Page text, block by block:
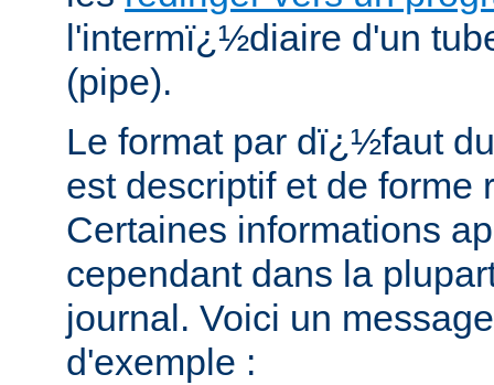
l'intermï¿½diaire d'un
(pipe).
Le format par dï¿½faut
est descriptif et de forme
Certaines informations
cependant dans la
journal. Voici un
d'exemple :